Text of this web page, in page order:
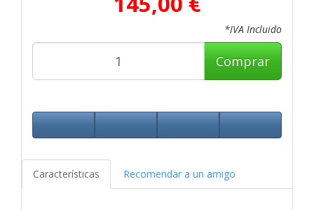
*IVA Incluido
Comprar
Características Recomendar a un amigo